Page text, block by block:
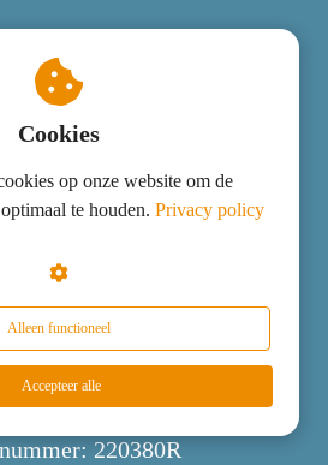
220380R
Cookies
op onze website om de
te houden. Privacy policy
Alleen functioneel
Accepteer alle